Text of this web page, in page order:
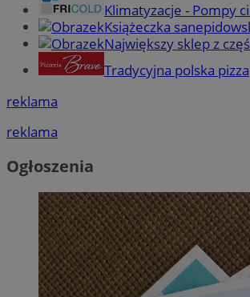
Klimatyzacje - Pompy
Książeczka
Największy sklep z
Tradycyjna polska pizza
reklama
reklama
Ogłoszenia